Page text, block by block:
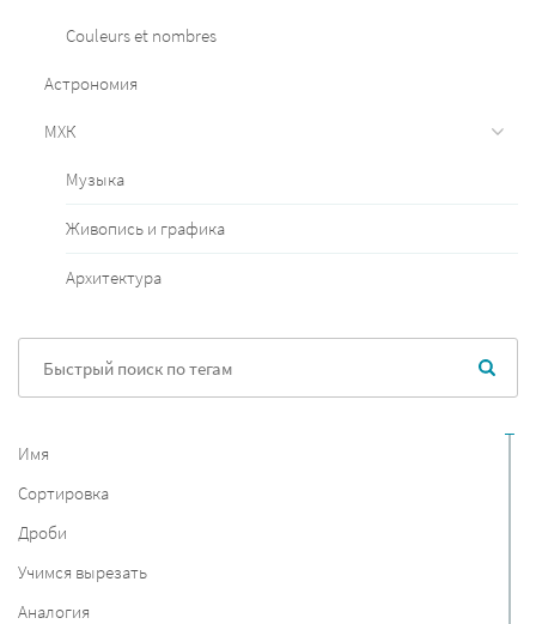
Couleurs et nombres
Астрономия
МХК
Музыка
Живопись и графика
Архитектура
Имя
Сортировка
Дроби
Учимся вырезать
Аналогия